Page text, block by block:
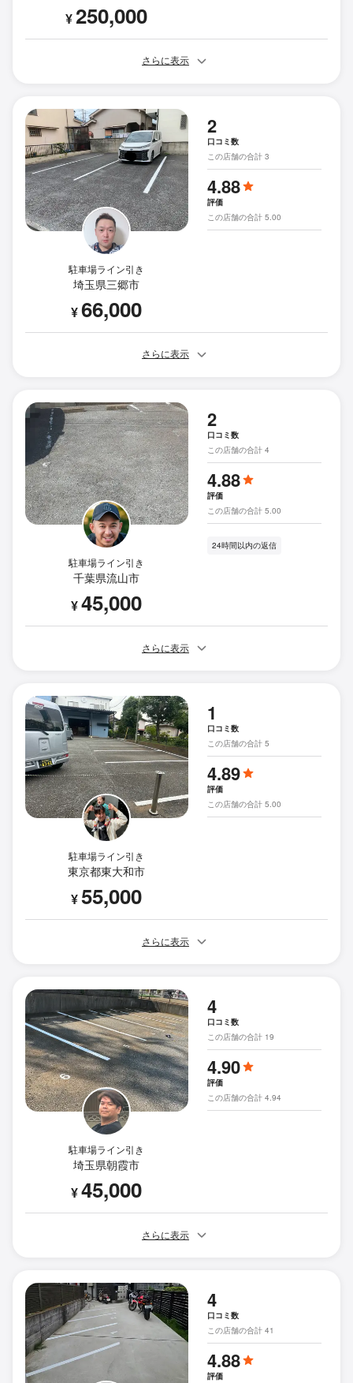
¥250,000
さらに表示
駐車場ライン引き
埼玉県三郷市
¥66,000
2
口コミ数
この店舗の合計 3
4.88
評価
この店舗の合計 5.00
さらに表示
駐車場ライン引き
千葉県流山市
¥45,000
2
口コミ数
この店舗の合計 4
4.88
評価
この店舗の合計 5.00
24時間以内の返信
さらに表示
駐車場ライン引き
東京都東大和市
¥55,000
1
口コミ数
この店舗の合計 5
4.89
評価
この店舗の合計 5.00
さらに表示
駐車場ライン引き
埼玉県朝霞市
¥45,000
4
口コミ数
この店舗の合計 19
4.90
評価
この店舗の合計 4.94
さらに表示
4
口コミ数
この店舗の合計 41
4.88
評価